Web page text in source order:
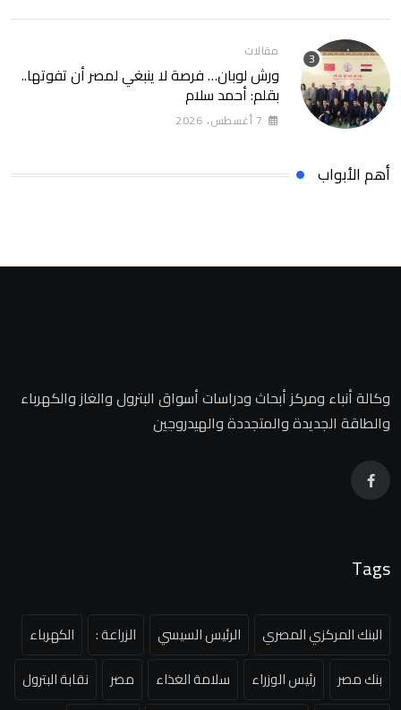
مقالات
ورش لوبان… فرصة لا ينبغي لمصر أن تفوتها..
بقلم: أحمد سلام
7 أغسطس، 2026
أهم الأبواب
وكالة أنباء ومركز أبحاث ودراسات أسواق البترول والغاز والكهرباء
والطاقة الجديدة والمتجددة والهيدروجين
Tags
البنك المركزي المصري الرئيس السيسي الزراعة :
الكهرباء
بنك مصر
رئيس الوزراء سلامة الغذاء مصر
نقابة البترول